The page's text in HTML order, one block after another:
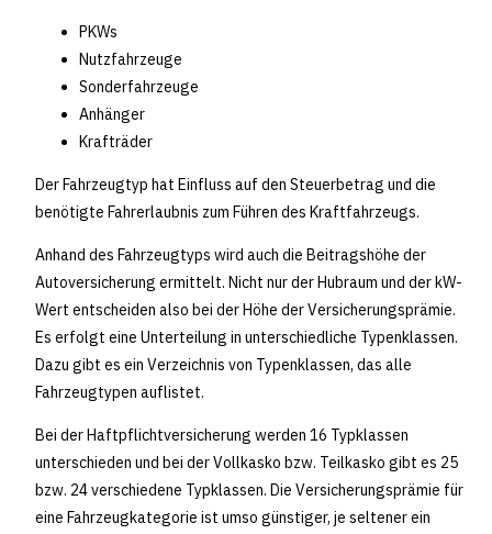
PKWs
Nutzfahrzeuge
Sonderfahrzeuge
Anhänger
Krafträder
Der Fahrzeugtyp hat Einfluss auf den Steuerbetrag und die
benötigte Fahrerlaubnis zum Führen des Kraftfahrzeugs.
Anhand des Fahrzeugtyps wird auch die Beitragshöhe der
Autoversicherung ermittelt. Nicht nur der Hubraum und der kW-
Wert entscheiden also bei der Höhe der Versicherungsprämie.
Es erfolgt eine Unterteilung in unterschiedliche Typenklassen.
Dazu gibt es ein Verzeichnis von Typenklassen, das alle
Fahrzeugtypen auflistet.
Bei der Haftpflichtversicherung werden 16 Typklassen
unterschieden und bei der Vollkasko bzw. Teilkasko gibt es 25
bzw. 24 verschiedene Typklassen. Die Versicherungsprämie für
eine Fahrzeugkategorie ist umso günstiger, je seltener ein